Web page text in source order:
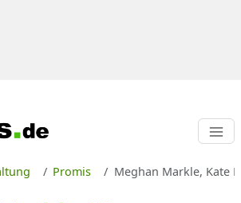
Promis Meghan Markle, Kate